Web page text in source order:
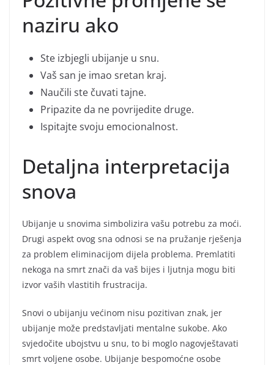
naziru ako
Ste izbjegli ubijanje u snu.
Vaš san je imao sretan kraj.
Naučili ste čuvati tajne.
Pripazite da ne povrijedite druge.
Ispitajte svoju emocionalnost.
Detaljna interpretacija
snova
Ubijanje u snovima simbolizira vašu potrebu za moći.
Drugi aspekt ovog sna odnosi se na pružanje rješenja
za problem eliminacijom dijela problema. Premlatiti
nekoga na smrt znači da vaš bijes i ljutnja mogu biti
izvor vaših vlastitih frustracija.
Snovi o ubijanju većinom nisu pozitivan znak, jer
ubijanje može predstavljati mentalne sukobe. Ako
svjedočite ubojstvu u snu, to bi moglo nagovještavati
smrt voljene osobe. Ubijanje bespomoćne osobe